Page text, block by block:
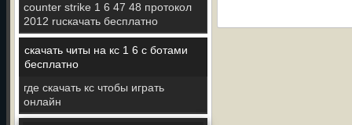
counter strike 1 6 47 48 протокол
2012 ruскачать бесплатно
скачать читы на кс 1 6 с ботами
бесплатно
где скачать кс чтобы играть
онлайн